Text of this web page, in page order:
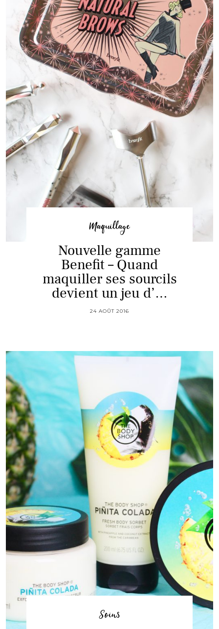
Maquillage
Nouvelle gamme
Benefit – Quand
maquiller ses sourcils
devient un jeu d’…
24 AOÛT 2016
Soins